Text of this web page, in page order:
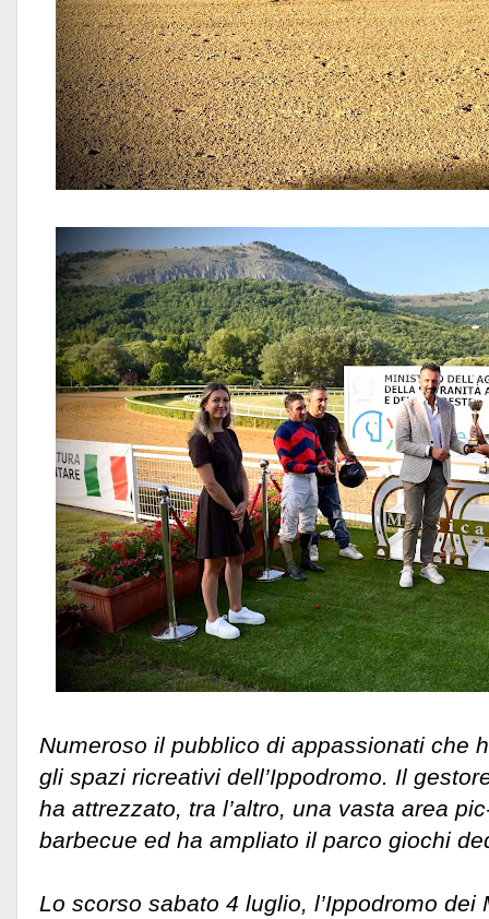
Numeroso il pubblico di appassionati che
gli spazi ricreativi dell’Ippodromo. Il
ha attrezzato, tra l’altro, una vasta area
barbecue ed ha ampliato il parco giochi
Lo scorso sabato 4 luglio, l’Ippodromo dei